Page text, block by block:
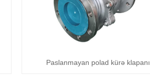
Paslanmayan polad kürə klapanı